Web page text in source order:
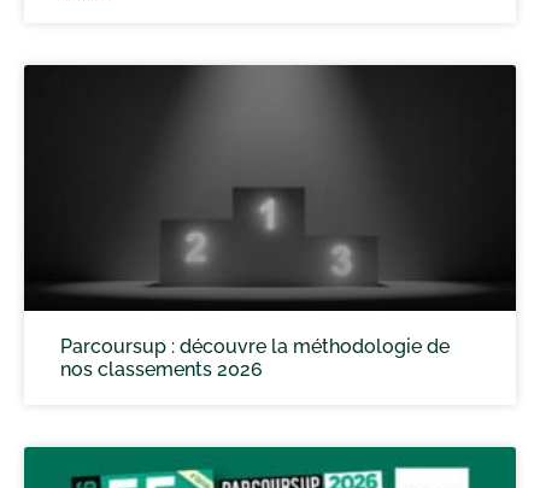
Parcoursup : découvre la méthodologie de
nos classements 2026